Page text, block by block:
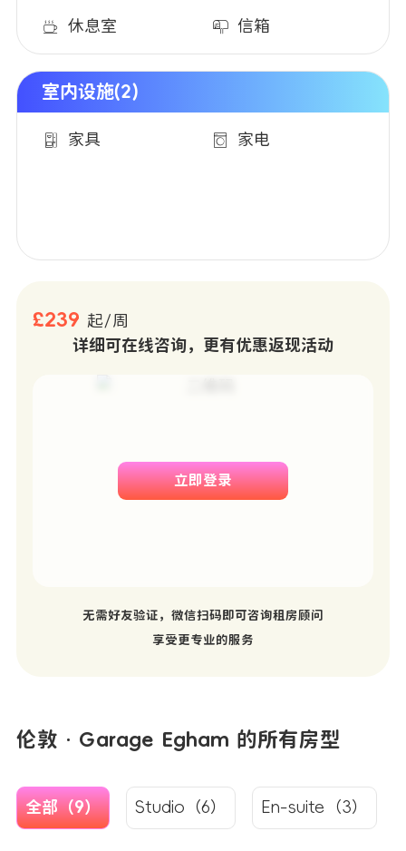
休息室 信箱
室内设施(2)
家具 家电
£239 起/周
详细可在线咨询，更有优惠返现活动
立即登录
无需好友验证，微信扫码即可咨询租房顾问
享受更专业的服务
伦敦 · Garage Egham 的所有房型
全部（9） Studio（6） En-suite（3）